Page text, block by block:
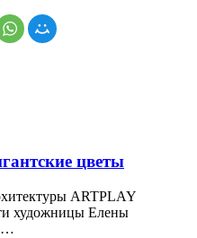
цветы
ARTPLAY
художницы Елены